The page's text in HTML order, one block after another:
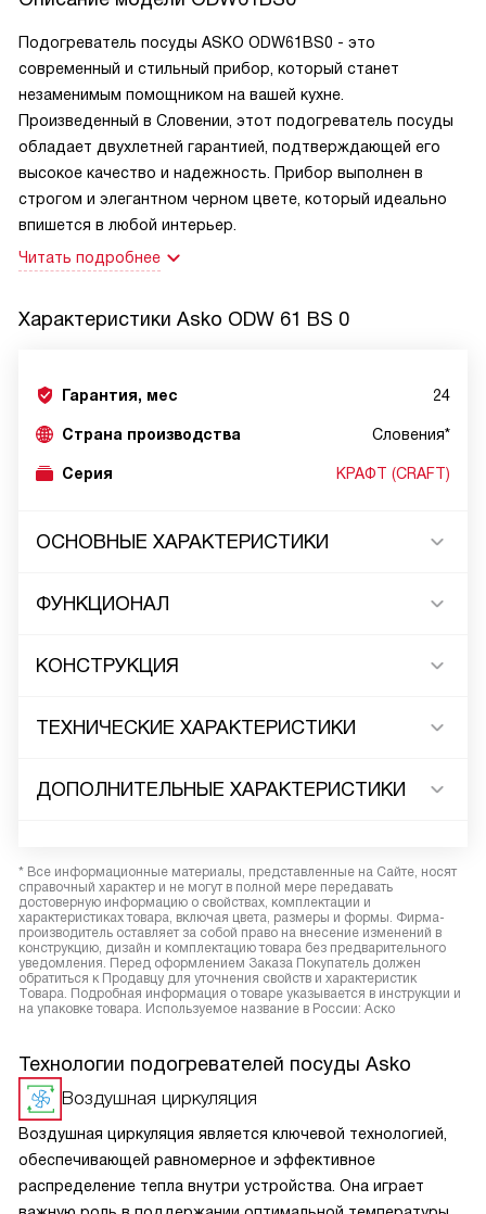
Подогреватель посуды ASKO ODW61BS0 - это
современный и стильный прибор, который станет
незаменимым помощником на вашей кухне.
Произведенный в Словении, этот подогреватель посуды
обладает двухлетней гарантией, подтверждающей его
высокое качество и надежность. Прибор выполнен в
строгом и элегантном черном цвете, который идеально
впишется в любой интерьер.
Читать подробнее
Характеристики Asko ODW 61 BS 0
Гарантия, мес 24
Страна производства Словения*
Серия КРАФТ (CRAFT)
ОСНОВНЫЕ ХАРАКТЕРИСТИКИ
ФУНКЦИОНАЛ
КОНСТРУКЦИЯ
ТЕХНИЧЕСКИЕ ХАРАКТЕРИСТИКИ
ДОПОЛНИТЕЛЬНЫЕ ХАРАКТЕРИСТИКИ
* Все информационные материалы, представленные на Сайте, носят
справочный характер и не могут в полной мере передавать
достоверную информацию о свойствах, комплектации и
характеристиках товара, включая цвета, размеры и формы. Фирма-
производитель оставляет за собой право на внесение изменений в
конструкцию, дизайн и комплектацию товара без предварительного
уведомления. Перед оформлением Заказа Покупатель должен
обратиться к Продавцу для уточнения свойств и характеристик
Товара. Подробная информация о товаре указывается в инструкции и
на упаковке товара. Используемое название в России: Аско
Технологии подогревателей посуды Asko
Воздушная циркуляция
Воздушная циркуляция является ключевой технологией,
обеспечивающей равномерное и эффективное
распределение тепла внутри устройства. Она играет